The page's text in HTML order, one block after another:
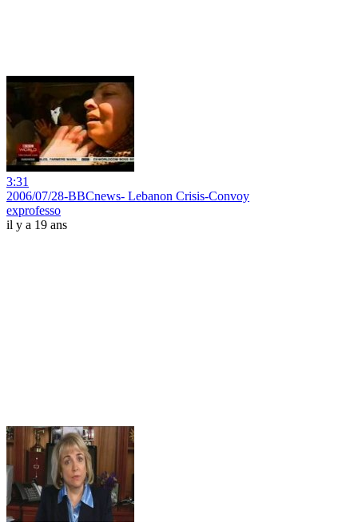
3:31
2006/07/28-BBCnews- Lebanon Crisis-Convoy
exprofesso
il y a 19 ans